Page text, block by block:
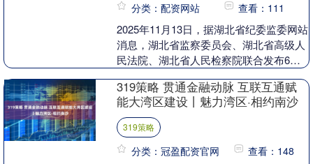
分类：配资网站 查看：111
2025年11月13日，据湖北省纪委监委网站
消息，湖北省监察委员会、湖北省高级人
民法院、湖北省人民检察院联合发布6起
潜江市“....
319策略 贯通金融动脉 互联互通赋
能大湾区建设丨魅力湾区·相约南沙
319策略
分类：冠盈配资官网 查看：148